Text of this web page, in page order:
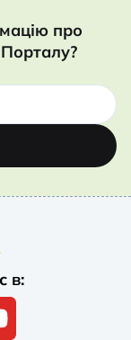
про
в: